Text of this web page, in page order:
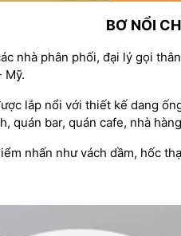
BƠ NỔI
nhà phân phối, đại lý gọi
Mỹ.
lắp nổi với thiết kế dang
quán bar, quán cafe, nhà
nhấn như vách dầm, hốc